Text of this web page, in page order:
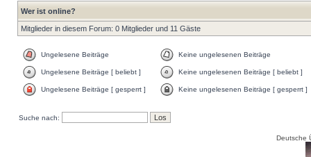
Wer ist online?
Mitglieder in diesem Forum: 0 Mitglieder und 11 Gäste
Ungelesene Beiträge Keine ungelesenen Beiträge
Ungelesene Beiträge [ beliebt ] Keine ungelesenen Beiträge [ beliebt ]
Ungelesene Beiträge [ gesperrt ] Keine ungelesenen Beiträge [ gesperrt ]
Suche nach:
Deutsche